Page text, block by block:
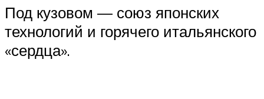
Под кузовом — союз японских
технологий и горячего итальянского
«сердца».